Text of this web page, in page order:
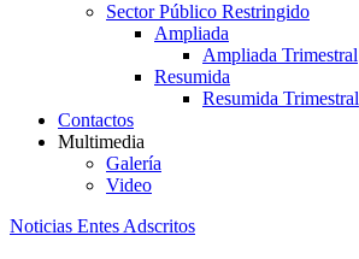
Sector Público Restringido
Ampliada
Ampliada Trimestral
Resumida
Resumida Trimestral
Contactos
Multimedia
Galería
Video
Noticias Entes Adscritos